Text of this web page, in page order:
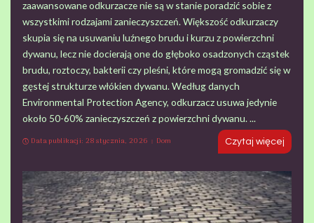
zaawansowane odkurzacze nie są w stanie poradzić sobie z
wszystkimi rodzajami zanieczyszczeń. Większość odkurzaczy
skupia się na usuwaniu luźnego brudu i kurzu z powierzchni
dywanu, lecz nie docierają one do głęboko osadzonych cząstek
brudu, roztoczy, bakterii czy pleśni, które mogą gromadzić się w
gęstej strukturze włókien dywanu. Według danych
Environmental Protection Agency, odkurzacz usuwa jedynie
około 50-60% zanieczyszczeń z powierzchni dywanu. ...
Data publikacji: 28 stycznia, 2026
Dom Czytaj więcej